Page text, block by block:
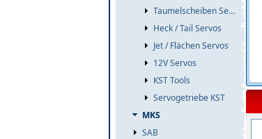
Taumelscheiben Servos
Heck / Tail Servos
Jet / Flächen Servos
12V Servos
KST Tools
Servogetriebe KST
MKS
SAB